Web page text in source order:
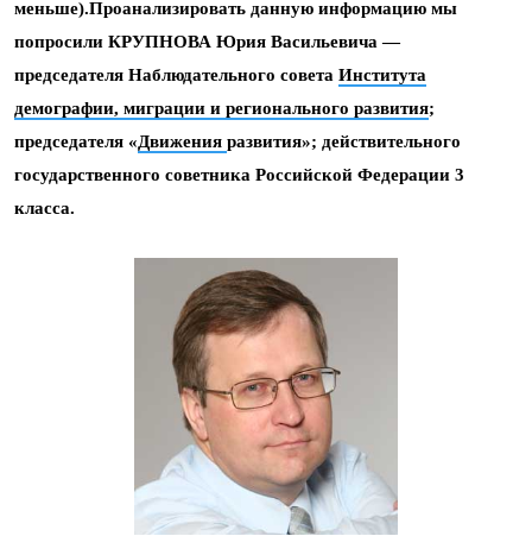
меньше).Проанализировать данную информацию мы
попросили КРУПНОВА Юрия Васильевича —
председателя Наблюдательного совета Института
демографии, миграции и регионального развития;
председателя «Движения развития»; действительного
государственного советника Российской Федерации 3
класса.